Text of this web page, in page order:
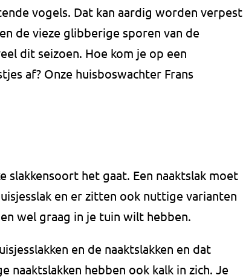
vogels. Dat kan aardig worden verpest
de vieze glibberige sporen van de
dit seizoen. Hoe kom je op een
af? Onze huisboswachter Frans
slakkensoort het gaat. Een naaktslak moet
en er zitten ook nuttige varianten
wel graag in je tuin wilt hebben.
en de naaktslakken en dat
naaktslakken hebben ook kalk in zich. Je